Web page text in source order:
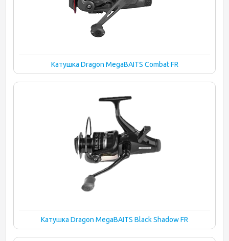
Катушка Dragon MegaBAITS Combat FR
Катушка Dragon MegaBAITS Black Shadow FR